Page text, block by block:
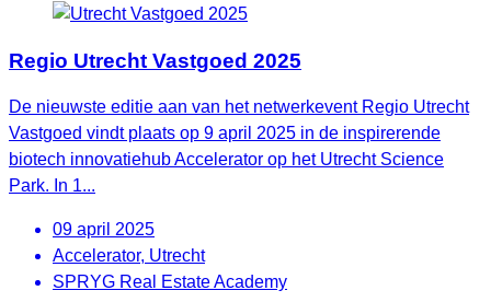
Regio Utrecht Vastgoed 2025
De nieuwste editie aan van het netwerkevent Regio Utrecht
Vastgoed vindt plaats op 9 april 2025 in de inspirerende
biotech innovatiehub Accelerator op het Utrecht Science
Park. In 1...
09 april 2025
Accelerator, Utrecht
SPRYG Real Estate Academy